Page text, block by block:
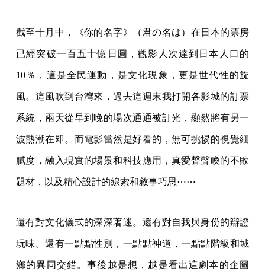
截至十月中，《你的名字》（君の名は）在日本的票房
已經突破一百五十億日圓，觀影人次達到日本人口的
10％，這是全民運動，是文化現象，更是世代性的旋
風。這風吹到台灣來，過去這週末我打開各影城的訂票
系統，兩天從早到晚的場次通通被訂光，顯然將有另一
波熱潮在即。而電影當然是好看的，無可挑惕的視覺細
膩度，融入現實的場景和科技應用，真愛聲聲喚的不敗
題材，以及精心設計的線索和敘事巧思⋯⋯
還有對文化儀式的深深著迷。還有對自我與身份的辯證
玩味。還有一點點性別，一點點神道，一點點階級和城
鄉的異同交錯。事後越是想，越是看出這劇本的企圖